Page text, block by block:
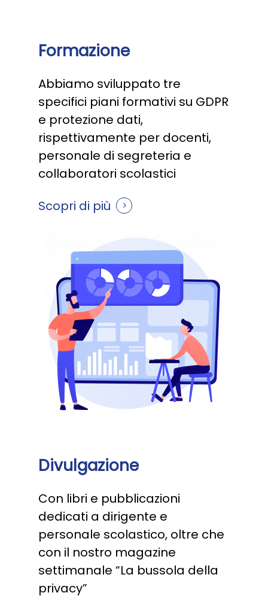
Formazione
Abbiamo sviluppato tre
specifici piani formativi su GDPR
e protezione dati,
rispettivamente per docenti,
personale di segreteria e
collaboratori scolastici
Scopri di più
Divulgazione
Con libri e pubblicazioni
dedicati a dirigente e
personale scolastico, oltre che
con il nostro magazine
settimanale “La bussola della
privacy”